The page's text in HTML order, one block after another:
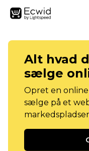
Alt hvad
sælge
Opret en
sælge på et